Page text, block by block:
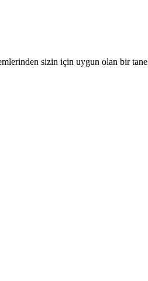
sizin için uygun olan bir